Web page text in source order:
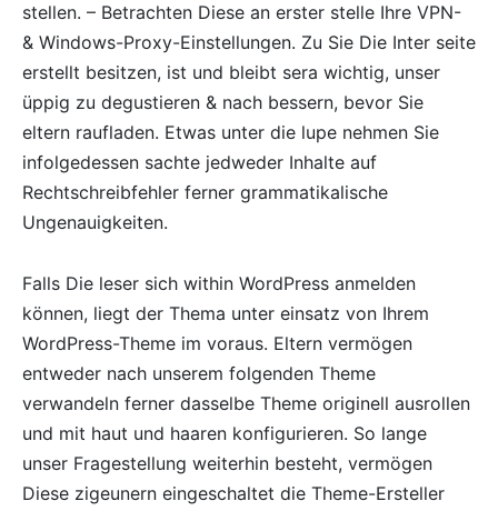
stellen. – Betrachten Diese an erster stelle Ihre VPN-
& Windows-Proxy-Einstellungen. Zu Sie Die Inter seite
erstellt besitzen, ist und bleibt sera wichtig, unser
üppig zu degustieren & nach bessern, bevor Sie
eltern raufladen. Etwas unter die lupe nehmen Sie
infolgedessen sachte jedweder Inhalte auf
Rechtschreibfehler ferner grammatikalische
Ungenauigkeiten.
Falls Die leser sich within WordPress anmelden
können, liegt der Thema unter einsatz von Ihrem
WordPress-Theme im voraus. Eltern vermögen
entweder nach unserem folgenden Theme
verwandeln ferner dasselbe Theme originell ausrollen
und mit haut und haaren konfigurieren. So lange
unser Fragestellung weiterhin besteht, vermögen
Diese zigeunern eingeschaltet die Theme-Ersteller